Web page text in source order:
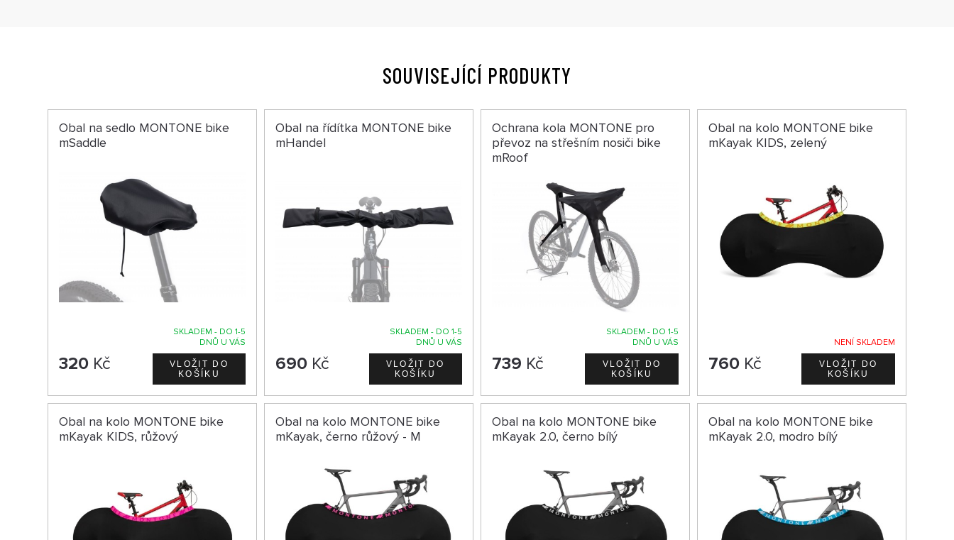
SOUVISEJÍCÍ PRODUKTY
Obal na sedlo MONTONE bike
mSaddle
SKLADEM - DO 1-5
DNŮ U VÁS
320 Kč
Obal na řídítka MONTONE bike
mHandel
SKLADEM - DO 1-5
DNŮ U VÁS
690 Kč
Ochrana kola MONTONE pro
převoz na střešním nosiči bike
mRoof
SKLADEM - DO 1-5
DNŮ U VÁS
739 Kč
Obal na kolo MONTONE bike
mKayak KIDS, zelený
NENÍ SKLADEM
760Kč
Obal na kolo MONTONE bike
mKayak KIDS, růžový
Obal na kolo MONTONE bike
mKayak, černo růžový - M
Obal na kolo MONTONE bike
mKayak 2.0, černo bílý
Obal na kolo MONTONE bike
mKayak 2.0, modro bílý